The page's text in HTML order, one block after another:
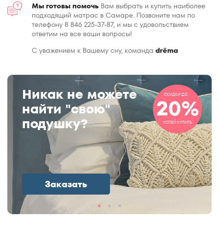
Мы готовы помочь Вам выбрать и купить наиболее
подходящий матрас в Самаре. Позвоните нам по
телефону 8 846 225-37-87, и мы с удовольствием
ответим на все ваши вопросы!
С уважением к Вашему сну, команда drёma
Никак не можете
найти "свою"
подушку?
Заказать
СКИДКИ ДО
20%
УСПЕЙ КУПИТЬ